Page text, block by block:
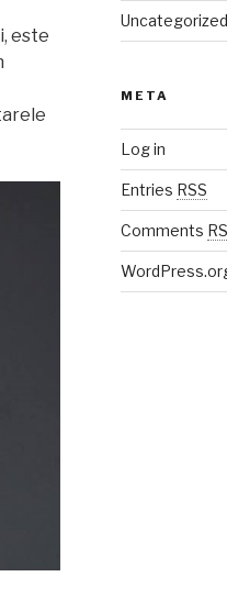
este
Uncategorized
META
Log in
Entries RSS
Comments